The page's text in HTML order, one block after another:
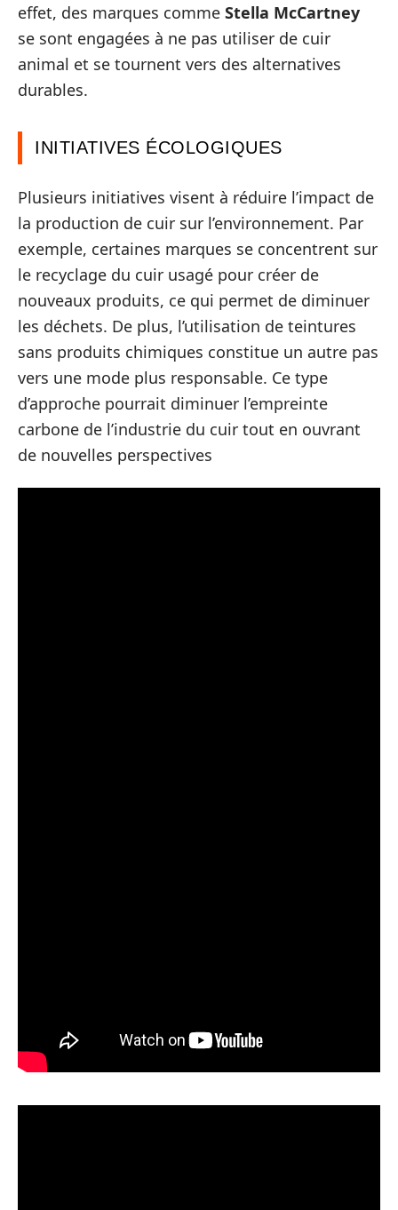
effet, des marques comme Stella McCartney
se sont engagées à ne pas utiliser de cuir
animal et se tournent vers des alternatives
durables.
INITIATIVES ÉCOLOGIQUES
Plusieurs initiatives visent à réduire l’impact de
la production de cuir sur l’environnement. Par
exemple, certaines marques se concentrent sur
le recyclage du cuir usagé pour créer de
nouveaux produits, ce qui permet de diminuer
les déchets. De plus, l’utilisation de teintures
sans produits chimiques constitue un autre pas
vers une mode plus responsable. Ce type
d’approche pourrait diminuer l’empreinte
carbone de l’industrie du cuir tout en ouvrant
de nouvelles perspectives